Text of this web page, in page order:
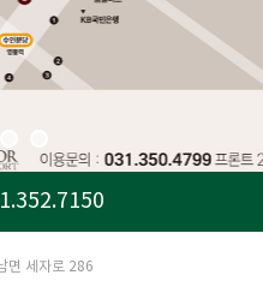
면 세자로 286